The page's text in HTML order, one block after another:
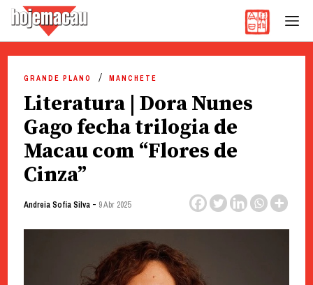
content
GRANDE PLANO MANCHETE
Literatura | Dora Nunes
Gago fecha trilogia de
Macau com “Flores de
Cinza”
Andreia Sofia Silva- 9 Abr 2025